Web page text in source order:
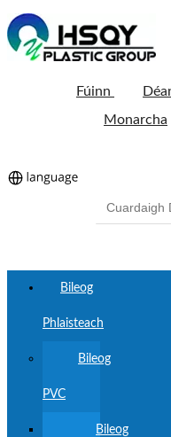
Fúinn
Monarcha
Bileog
Phlaisteach
Bileog
PVC
Bileog